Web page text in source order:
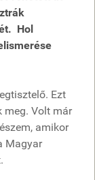
Hol
Ezt
meg. Volt már
amikor
Magyar